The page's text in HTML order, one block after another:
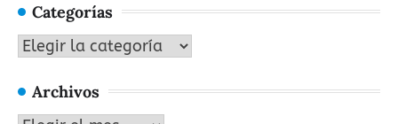
Categorías
Categorías
Archivos